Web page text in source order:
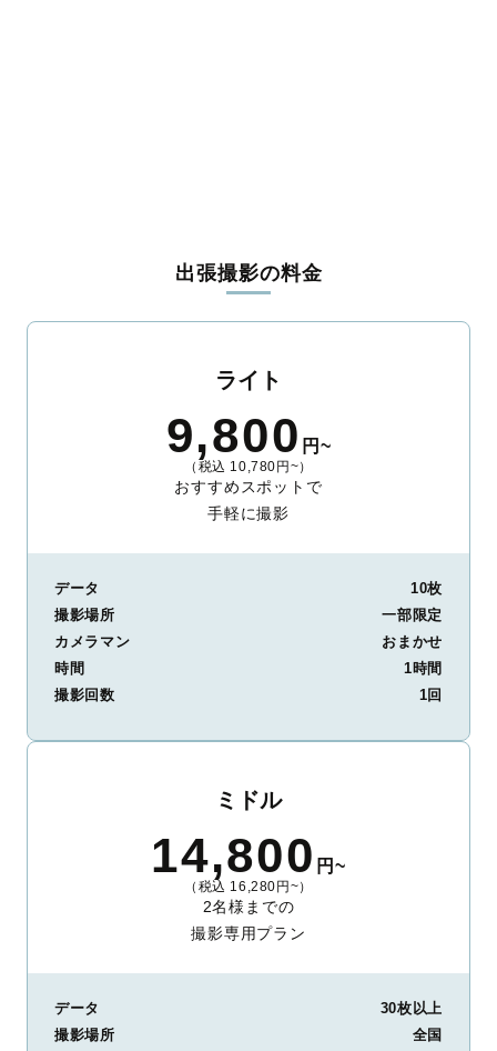
出張撮影の料金
ライト
9,800 円~
（税込 10,780円~）
おすすめスポットで
手軽に撮影
データ
10枚
撮影場所
一部限定
カメラマン
おまかせ
時間
1時間
撮影回数
1回
ミドル
14,800 円~
（税込 16,280円~）
2名様までの
撮影専用プラン
データ
30枚以上
撮影場所
全国